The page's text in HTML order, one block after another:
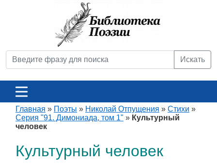
Искать
Главная » Поэты » Николай Отпущения » Стихи »
Серия "91. Димониада, том 1" » Культурный
человек
Культурный человек